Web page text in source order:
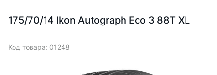
175/70/14 Ikon Autograph Eco 3 88T XL
Код товара: 01248